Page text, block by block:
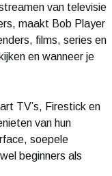
van televisie
maakt Bob Player
films, series en
en wanneer je
TV’s, Firestick en
van hun
soepele
beginners als